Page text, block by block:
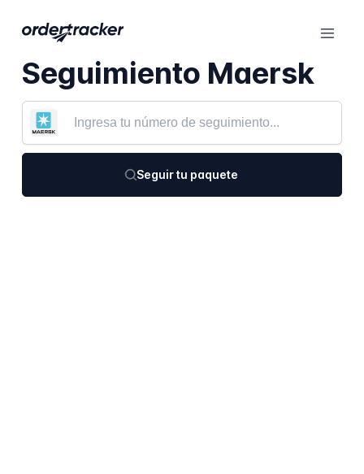
Seguimiento Maersk
Seguir tu paquete